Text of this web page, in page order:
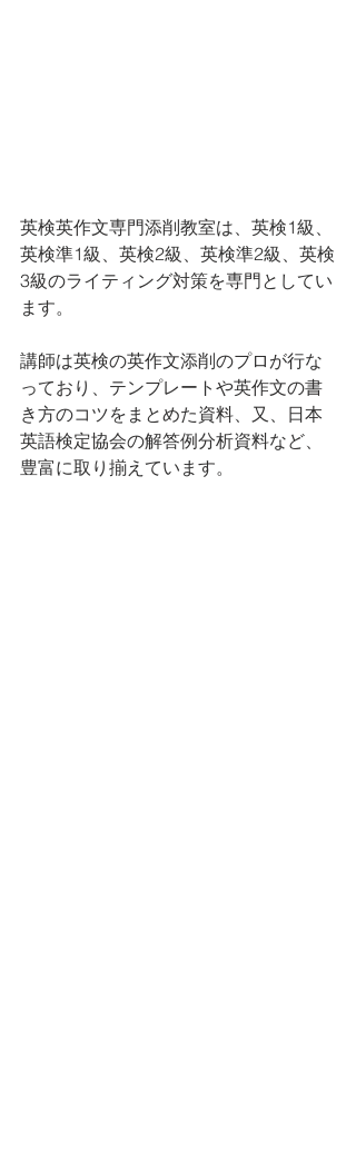
英検英作文専門添削教室は、英検1級、
英検準1級、英検2級、英検準2級、英検
3級のライティング対策を専門としてい
ます。
講師は英検の英作文添削のプロが行な
っており、テンプレートや英作文の書
き方のコツをまとめた資料、又、日本
英語検定協会の解答例分析資料など、
豊富に取り揃えています。